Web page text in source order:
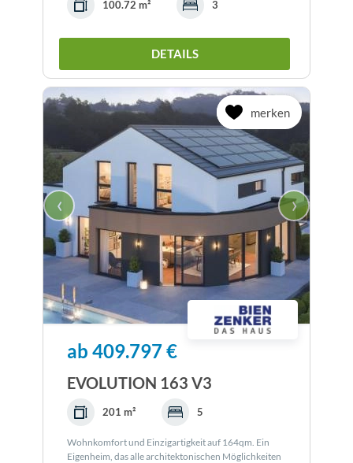
100.72 m² 3
DETAILS
merken
‹ ›
ab 409.797 €
EVOLUTION 163 V3
201 m² 5
Wohnkomfort und Einzigartigkeit auf 164qm. Ein
Eigenheim, das alle architektonischen Möglichkeiten